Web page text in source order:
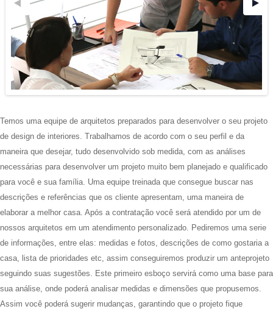
Temos uma equipe de arquitetos preparados para desenvolver o seu projeto
de design de interiores. Trabalhamos de acordo com o seu perfil e da
maneira que desejar, tudo desenvolvido sob medida, com as análises
necessárias para desenvolver um projeto muito bem planejado e qualificado
para você e sua família. Uma equipe treinada que consegue buscar nas
descrições e referências que os cliente apresentam, uma maneira de
elaborar a melhor casa. Após a contratação você será atendido por um de
nossos arquitetos em um atendimento personalizado. Pediremos uma serie
de informações, entre elas: medidas e fotos, descrições de como gostaria a
casa, lista de prioridades etc, assim conseguiremos produzir um anteprojeto
seguindo suas sugestões. Este primeiro esboço servirá como uma base para
sua análise, onde poderá analisar medidas e dimensões que propusemos.
Assim você poderá sugerir mudanças, garantindo que o projeto fique